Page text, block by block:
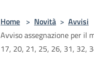
Home > Novità > Avvisi
Avviso assegnazione per il
17, 20, 21, 25, 26, 31, 32,